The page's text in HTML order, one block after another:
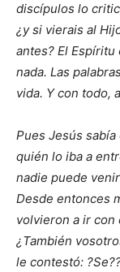
discípulos lo
¿y si vierais al
antes? El
nada. Las
vida. Y con todo,
Pues Jesús
quién lo iba a
nadie puede
Desde entonces
volvieron a ir con
¿También
le contestó: